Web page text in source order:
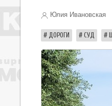
Юлия Ивановская
ДОРОГИ СУД